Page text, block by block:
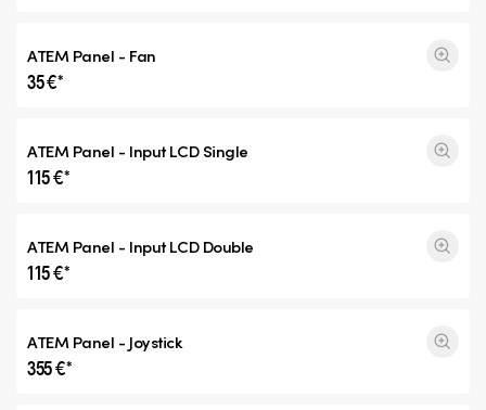
ATEM Panel - Fan
35 €*
ATEM Panel - InputLCD Single
115 €*
ATEM Panel - InputLCD Double
115 €*
ATEM Panel - Joystick
355 €*